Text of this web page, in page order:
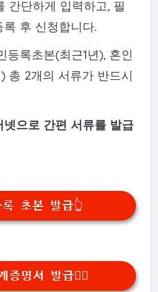
간단하게 입력하고, 필
후 신청합니다.
등록초본(최근1년), 혼인
총 2개의 서류가 반드시
으로 간편 서류를 발급
록 초본 발급👆
증명서 발급👆🏻